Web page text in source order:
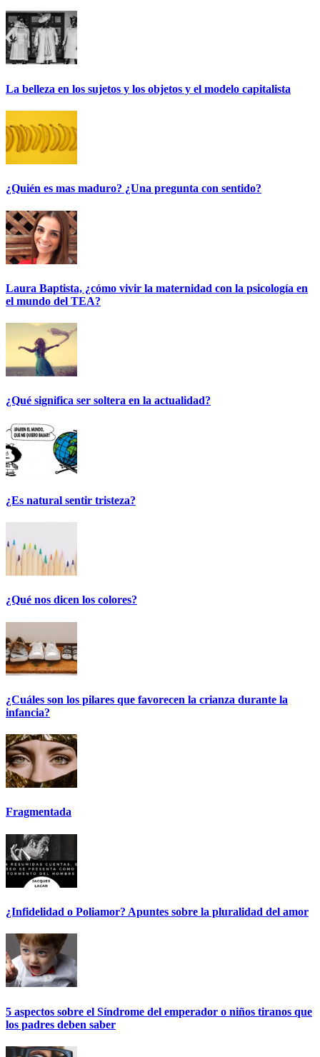
La belleza en los sujetos y los objetos y el modelo capitalista
¿Quién es mas maduro? ¿Una pregunta con sentido?
Laura Baptista, ¿cómo vivir la maternidad con la psicología en
el mundo del TEA?
¿Qué significa ser soltera en la actualidad?
¿Es natural sentir tristeza?
¿Qué nos dicen los colores?
¿Cuáles son los pilares que favorecen la crianza durante la
infancia?
Fragmentada
¿Infidelidad o Poliamor? Apuntes sobre la pluralidad del amor
5 aspectos sobre el Síndrome del emperador o niños tiranos que
los padres deben saber